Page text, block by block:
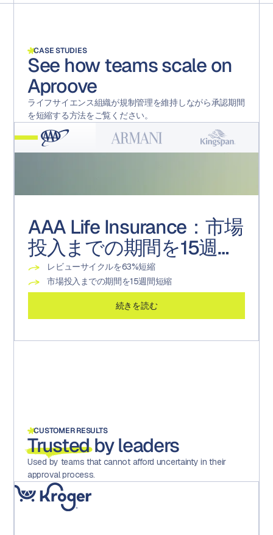
CASE STUDIES
See how teams scale on
Aproove
ライフサイエンス組織が規制管理を維持しながら承認期間
を短縮する方法をご覧ください。
AAA Life Insurance：市場
投入までの期間を15週間
短縮レビューサイクルを63%短縮
市場投入までの期間を15週間短縮
続きを読む
Armani：高度なフォーム
活用事例
承認済みアセット数が4倍に増加
制作期間を90%短縮
続きを読む
Kingspan：テクノロジー
で実現するコンプライア
ンス文化
監査可能なタスクおよびプロジェクト数が200%増加
関連業務の工数を19%削減
続きを読む
Kroger：販促実行センタ
ー・オブ・エクセレンス
の変革
22ブランド
週600バージョン以上
続きを読む
CUSTOMER RESULTS
Trustedby leaders
Used by teams that cannot afford uncertainty in their
approval process.